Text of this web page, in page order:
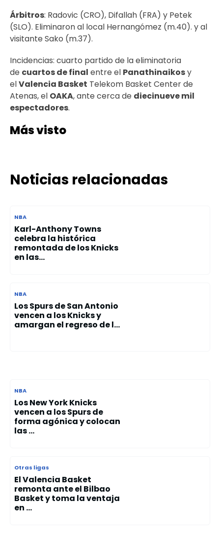
Árbitros: Radovic (CRO), Difallah (FRA) y Petek
(SLO). Eliminaron al local Hernangómez (m.40). y al
visitante Sako (m.37).
Incidencias: cuarto partido de la eliminatoria
de cuartos de final entre el Panathinaikosy
elValencia Basket Telekom Basket Center de
Atenas, el OAKA, ante cerca de diecinueve mil
espectadores.
Más visto
Noticias relacionadas
NBA
Karl-Anthony Towns
celebra la histórica
remontada de los Knicks
en las...
NBA
Los Spurs de San Antonio
vencen a los Knicks y
amargan el regreso de l...
NBA
Los New York Knicks
vencen a los Spurs de
forma agónica y colocan
las ...
Otras ligas
El Valencia Basket
remonta ante el Bilbao
Basket y toma la ventaja
en ...